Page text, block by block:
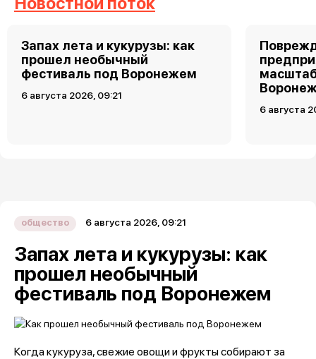
Запах лета и кукурузы: как
прошел необычный
фестиваль под Воронежем
6 августа 2026, 09:21
6 августа
общество 6 августа 2026, 09:21
Запах лета и кукурузы: как
прошел необычный
фестиваль под Воронежем
Когда кукуруза, свежие овощи и фрукты собирают за